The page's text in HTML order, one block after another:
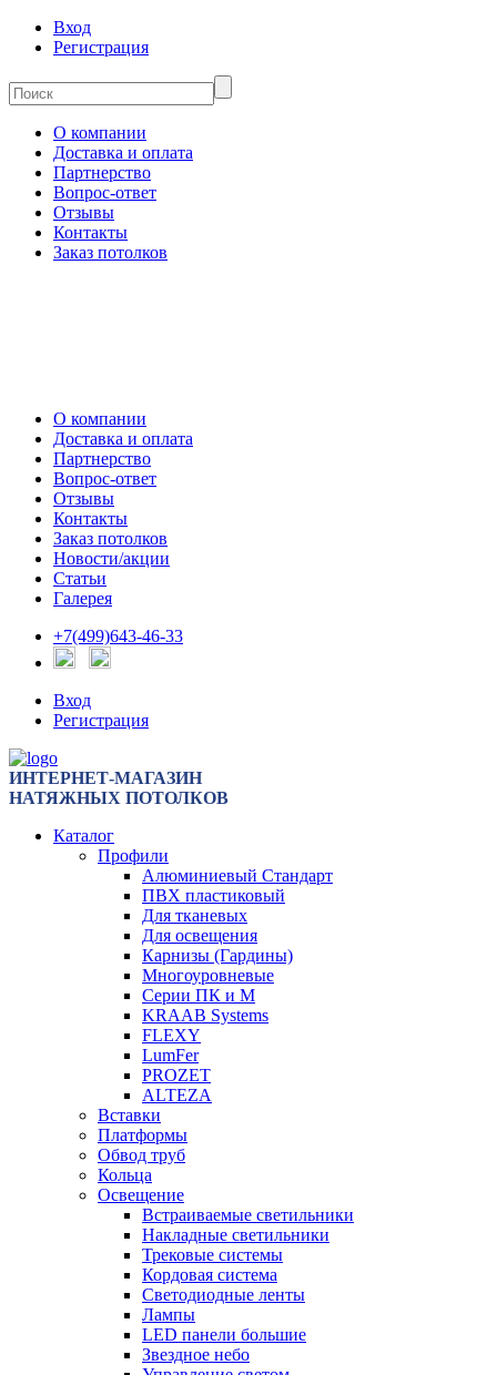
Вход
Регистрация
О компании
Доставка и оплата
Партнерство
Вопрос-ответ
Отзывы
Контакты
Заказ потолков
О компании
Доставка и оплата
Партнерство
Вопрос-ответ
Отзывы
Контакты
Заказ потолков
Новости/акции
Статьи
Галерея
+7(499)643-46-33
Вход
Регистрация
ИНТЕРНЕТ-МАГАЗИН
НАТЯЖНЫХ ПОТОЛКОВ
Каталог
Профили
Алюминиевый Стандарт
ПВХ пластиковый
Для тканевых
Для освещения
Карнизы (Гардины)
Многоуровневые
Серии ПК и М
KRAAB Systems
FLEXY
LumFer
PROZET
ALTEZA
Вставки
Платформы
Обвод труб
Кольца
Освещение
Встраиваемые светильники
Накладные светильники
Трековые системы
Кордовая система
Светодиодные ленты
Лампы
LED панели большие
Звездное небо